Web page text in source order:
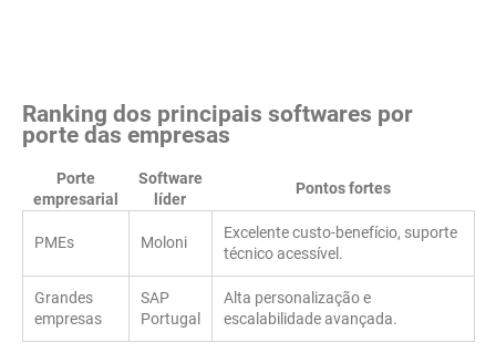
Ranking dos principais softwares por
porte das empresas
Porte
empresarial
Software
líder
Pontos fortes
PMEs Moloni
Excelente custo-benefício, suporte
técnico acessível.
Grandes
empresas
SAP
Portugal
Alta personalização e
escalabilidade avançada.